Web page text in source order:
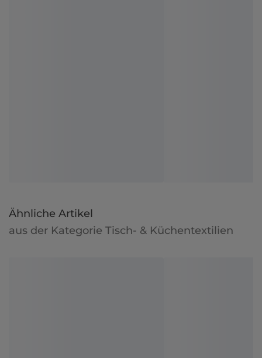
Ähnliche Artikel
aus der Kategorie Tisch- & Küchentextilien